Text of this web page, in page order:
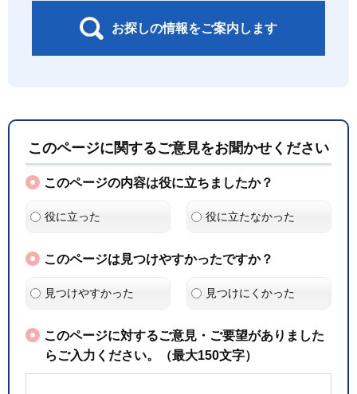
お探しの情報をご案内します
このページに関するご意見をお聞かせください
このページの内容は役に立ちましたか？
役に立った 役に立たなかった
このページは見つけやすかったですか？
見つけやすかった 見つけにくかった
このページに対するご意見・ご要望がありました
らご入力ください。（最大150文字）